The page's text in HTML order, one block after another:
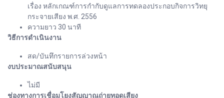
เรื่อง หลักเกณฑ์การกำกับดูแลการทดลองประกอบกิจการวิทยุ
กระจายเสียง พ.ศ. 2556
ความยาว 30 นาที
วิธีการดำเนินงาน
สด/บันทึกรายการล่วงหน้า
งบประมาณสนับสนุน
ไม่มี
ช่องทางการเชื่อมโยงสัญญาณถ่ายทอดเสียง